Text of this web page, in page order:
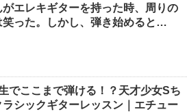
がエレキギターを持った時、周りの
笑った。しかし、弾き始めると…
でここまで弾ける！？天才少女Sち
ラシックギターレッスン｜エチュー